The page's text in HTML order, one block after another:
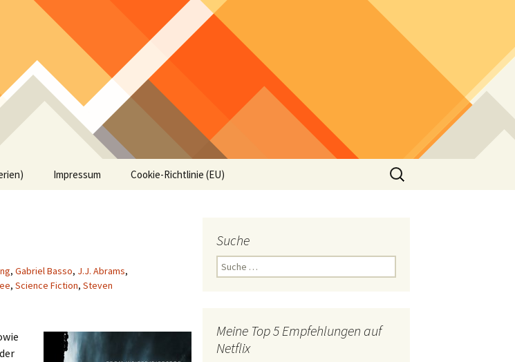
Impressum Cookie-Richtlinie (EU)
Suche
nach:
, Gabriel Basso, J.J. Abrams,
, Science Fiction, Steven
Suche
Suche
nach:
Meine Top 5 Empfehlungen auf
Netflix